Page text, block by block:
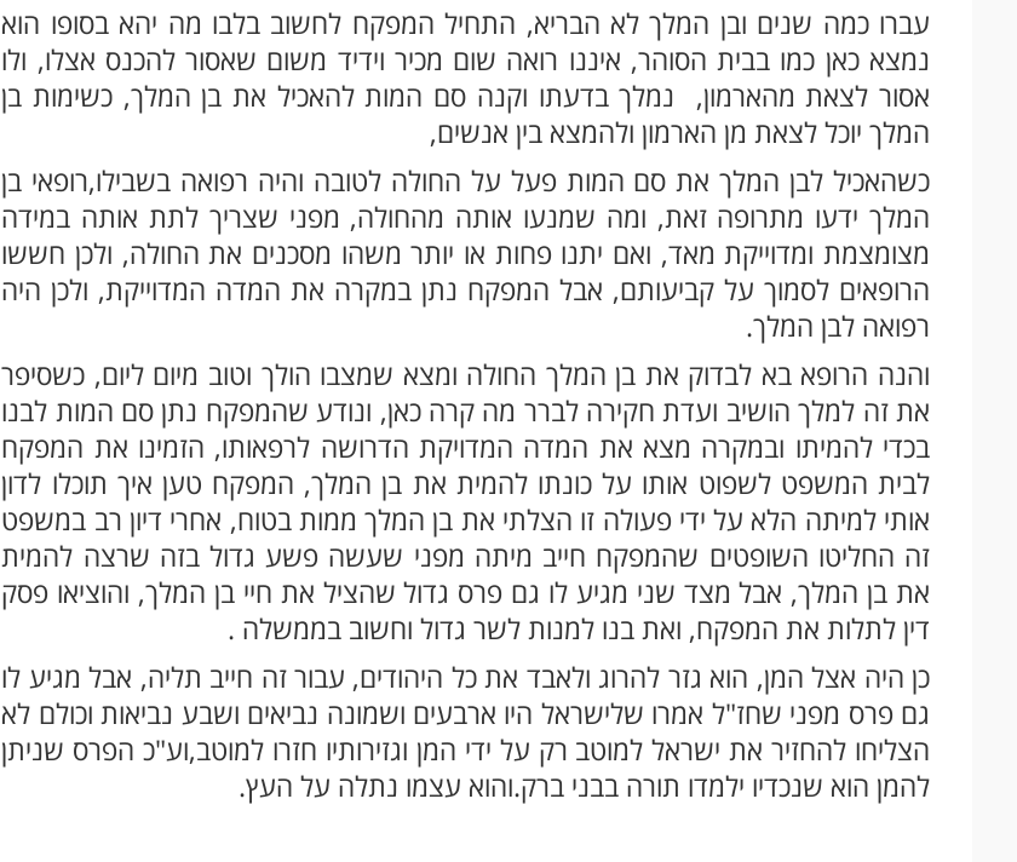
עברו כמה שנים ובן המלך לא הבריא, התחיל המפקח לחשוב בלבו מה יהא בסופו הוא
נמצא כאן כמו בבית הסוהר, איננו רואה שום מכיר וידיד משום שאסור להכנס אצלו, ולו
אסור לצאת מהארמון, נמלך בדעתו וקנה סם המות להאכיל את בן המלך, כשימות בן
המלך יוכל לצאת מן הארמון ולהמצא בין אנשים,
כשהאכיל לבן המלך את סם המות פעל על החולה לטובה והיה רפואה בשבילו,רופאי בן
המלך ידעו מתרופה זאת, ומה שמנעו אותה מהחולה, מפני שצריך לתת אותה במידה
מצומצמת ומדוייקת מאד, ואם יתנו פחות או יותר משהו מסכנים את החולה, ולכן חששו
הרופאים לסמוך על קביעותם, אבל המפקח נתן במקרה את המדה המדוייקת, ולכן היה
רפואה לבן המלך.
והנה הרופא בא לבדוק את בן המלך החולה ומצא שמצבו הולך וטוב מיום ליום, כשסיפר
את זה למלך הושיב ועדת חקירה לברר מה קרה כאן, ונודע שהמפקח נתן סם המות לבנו
בכדי להמיתו ובמקרה מצא את המדה המדויקת הדרושה לרפאותו, הזמינו את המפקח
לבית המשפט לשפוט אותו על כונתו להמית את בן המלך, המפקח טען איך תוכלו לדון
אותי למיתה הלא על ידי פעולה זו הצלתי את בן המלך ממות בטוח, אחרי דיון רב במשפט
זה החליטו השופטים שהמפקח חייב מיתה מפני שעשה פשע גדול בזה שרצה להמית
את בן המלך, אבל מצד שני מגיע לו גם פרס גדול שהציל את חיי בן המלך, והוציאו פסק
דין לתלות את המפקח, ואת בנו למנות לשר גדול וחשוב בממשלה .
כן היה אצל המן, הוא גזר להרוג ולאבד את כל היהודים, עבור זה חייב תליה, אבל מגיע לו
גם פרס מפני שחז"ל אמרו שלישראל היו ארבעים ושמונה נביאים ושבע נביאות וכולם לא
הצליחו להחזיר את ישראל למוטב רק על ידי המן וגזירותיו חזרו למוטב,וע"כ הפרס שניתן
להמן הוא שנכדיו ילמדו תורה בבני ברק.והוא עצמו נתלה על העץ.